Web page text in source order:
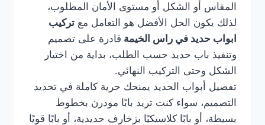
المقاس أو الشكل أو مستوى الأمان المطلوب،
لذلك يكون الحل الأفضل هو التعامل مع تركيب
ابواب حديد في راس الخيمة قادرة على تصميم
وتنفيذ باب حديد حسب الطلب، بداية من اختيار
الشكل وحتى التركيب النهائي.
تفصيل أبواب الحديد يمنحك حرية كاملة في تحديد
التصميم، سواء كنت تريد بابًا مودرن بخطوط
بسيطة، أو بابًا كلاسيكيًا بزخارف حديدية، أو بابًا قويًا